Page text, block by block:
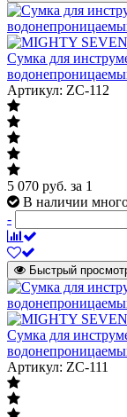
Сумка для
Артикул: ZC-112
5 070 руб. за 1
В наличии
-
Быстрый
Сумка для
Артикул: ZC-111